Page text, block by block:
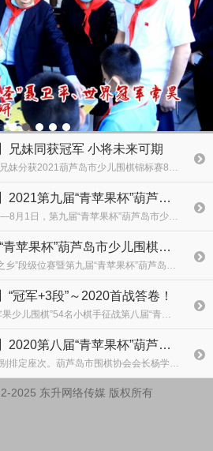
兄妹同获冠军 小将未来可期
陈俊亦、张潆亓兄妹分获2021葫芦岛市少儿围棋锦标赛8岁组男、女冠军，杨环宇荣获季军。
【赛事报道】2021第九届“青苹果杯”葫芦岛市少儿围棋锦标赛
2021年7月31日—8月1日，第九届“青苹果杯”葫芦岛市少儿围棋锦标赛在东方丽都酒店成功举办。本次比赛将遴选葫芦岛市少年围棋队，代表葫芦岛市围棋协会参加国家级、省级少儿围棋比赛。
2021第九届“青苹果杯”葫芦岛市少儿围棋锦标赛竞赛规程
2021“全国围棋之乡”段级位赛暨第九届“青苹果杯”葫芦岛市少儿围棋锦标赛规程
“冠军+3段”～2020首战答卷！
金秋十月，“青苹果少儿围棋”54名小棋手征战第八届“青苹果杯”葫芦岛市少儿围棋锦标赛。两名学员晋升3段、5名学员晋升2段、10名学员晋升1段、12名学员晋升1级，其余学员均晋升相应
【赛事报道】2020第八届“青苹果杯”葫芦岛市少儿围棋锦标赛
两天激战，各组别排定座次。葫芦岛市围棋协会会长杨学军，“全国围棋之乡”龙港区围棋协会会长吕树东为获奖选手颁奖。
2025 东升网络传媒 版权所有